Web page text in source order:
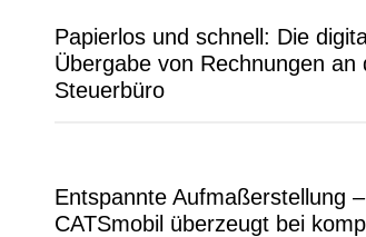
Papierlos und schnell: Die
Übergabe von Rechnungen an
Steuerbüro
Entspannte Aufmaßerstellung –
CATSmobil überzeugt bei